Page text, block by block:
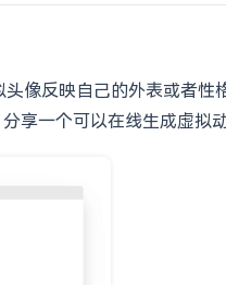
像反映自己的外表或者性
享一个可以在线生成虚拟